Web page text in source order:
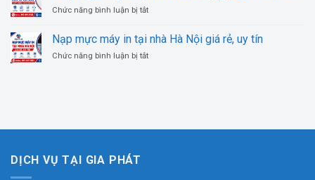
nhanh
in
nhà
Nội
Chức năng bình luận bị tắtở
mực
máy
in
in
Nạp mực máy in tại nhà Hà Nội giá rẻ, uy tín
Chức năng bình luận bị tắtở
DỊCH VỤ TẠI GIA PHÁT